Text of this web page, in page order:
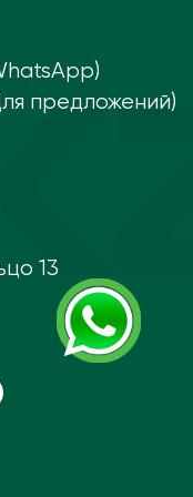
предложений)
13